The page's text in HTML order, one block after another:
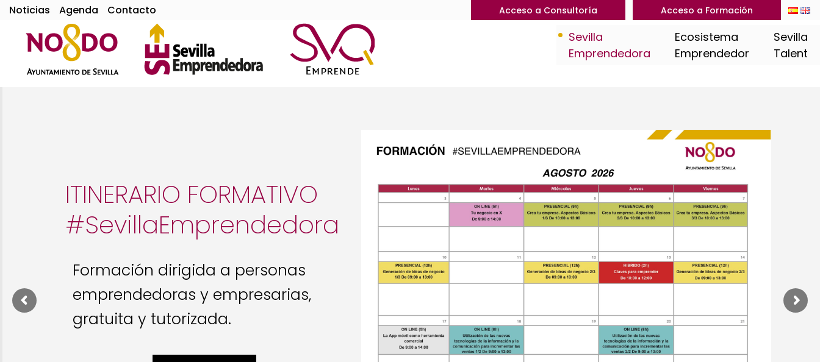
Noticias Agenda Contacto Acceso a Consultoría Acceso a Formación
Sevilla
Emprendedora
Ecosistema
Emprendedor
Sevilla
Talent
ITINERARIO FORMATIVO
#SevillaEmprendedora
Formación dirigida a personas
emprendedoras y empresarias,
gratuita y tutorizada.